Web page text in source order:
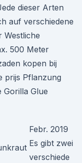
dieser Arten
auf verschiedene
Westliche
500 Meter
kopen bij
prijs Pflanzung
Gorilla Glue
Febr. 2019
Es gibt zwei
verschiede